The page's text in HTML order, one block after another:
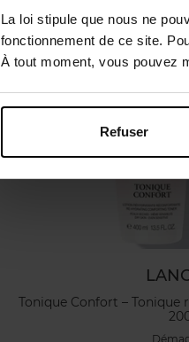
La loi stipule que nous ne
fonctionnement de ce site.
À tout moment, vous pouvez
Refuser
Tonique Confort –